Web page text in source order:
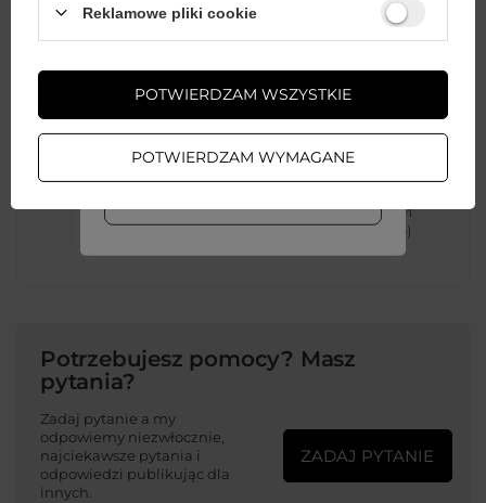
producent urządzenia
Cechy dodatkowe
Z certyfikatem MFM
(Made For MagSafe)
Potrzebujesz pomocy? Masz
pytania?
Zadaj pytanie a my
odpowiemy niezwłocznie,
najciekawsze pytania i
odpowiedzi publikując dla
innych.
ZADAJ PYTANIE
Wystarczy założyć konto
zakupy za
odblokować zniżki na kolejne
ZAŁÓŻ KONTO
Reklamowe pliki cookie
POTWIERDZAM WYMAGANE
POTWIERDZAM WSZYSTKIE